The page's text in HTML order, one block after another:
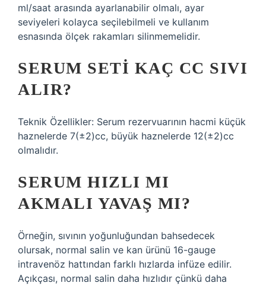
ml/saat arasında ayarlanabilir olmalı, ayar
seviyeleri kolayca seçilebilmeli ve kullanım
esnasında ölçek rakamları silinmemelidir.
SERUM SETI KAÇ CC SIVI
ALIR?
Teknik Özellikler: Serum rezervuarının hacmi küçük
haznelerde 7(±2)cc, büyük haznelerde 12(±2)cc
olmalıdır.
SERUM HIZLI MI
AKMALI YAVAŞ MI?
Örneğin, sıvının yoğunluğundan bahsedecek
olursak, normal salin ve kan ürünü 16-gauge
intravenöz hattından farklı hızlarda infüze edilir.
Açıkçası, normal salin daha hızlıdır çünkü daha